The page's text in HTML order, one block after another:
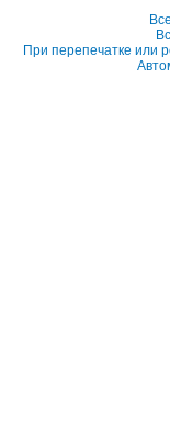
При перепечатке или